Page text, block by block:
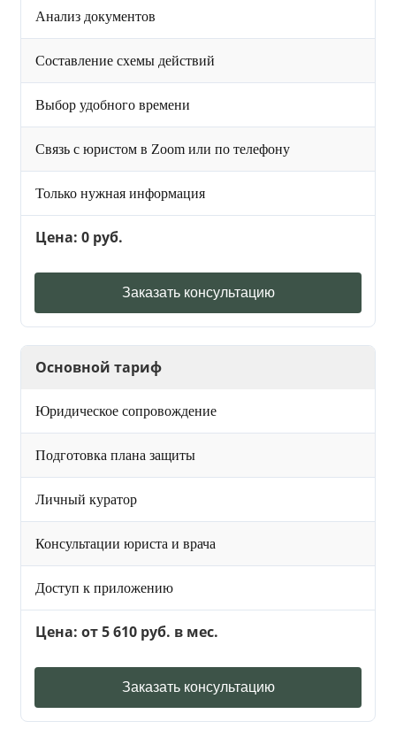
Анализ документов
Составление схемы действий
Выбор удобного времени
Связь с юристом в Zoom или по телефону
Только нужная информация
Цена: 0 руб.
Заказать консультацию
Основной тариф
Юридическое сопровождение
Подготовка плана защиты
Личный куратор
Консультации юриста и врача
Доступ к приложению
Цена: от 5 610 руб. в мес.
Заказать консультацию